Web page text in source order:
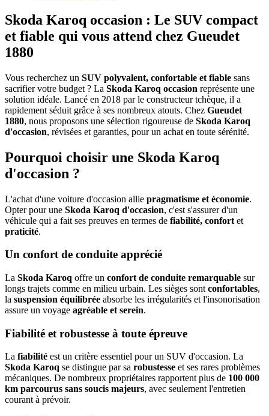
Skoda Karoq occasion : Le SUV compact
et fiable qui vous attend chez Gueudet
1880
Vous recherchez un SUV polyvalent, confortable et fiable sans
sacrifier votre budget ? La Skoda Karoq occasion représente une
solution idéale. Lancé en 2018 par le constructeur tchèque, il a
rapidement séduit grâce à ses nombreux atouts. Chez Gueudet
1880, nous proposons une sélection rigoureuse de Skoda Karoq
d'occasion, révisées et garanties, pour un achat en toute sérénité.
Pourquoi choisir une Skoda Karoq
d'occasion ?
L'achat d'une voiture d'occasion allie pragmatisme et économie.
Opter pour une Skoda Karoq d'occasion, c'est s'assurer d'un
véhicule qui a fait ses preuves en termes de fiabilité, confort et
praticité.
Un confort de conduite apprécié
La Skoda Karoq offre un confort de conduite remarquable sur
longs trajets comme en milieu urbain. Les sièges sont confortables,
la suspension équilibrée absorbe les irrégularités et l'insonorisation
assure un voyage agréable et serein.
Fiabilité et robustesse à toute épreuve
La fiabilité est un critère essentiel pour un SUV d'occasion. La
Skoda Karoq se distingue par sa robustesse et ses rares problèmes
mécaniques. De nombreux propriétaires rapportent plus de 100 000
km parcourus sans soucis majeurs, avec seulement l'entretien
courant à prévoir.